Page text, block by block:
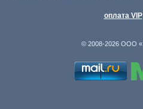
оплата VIP
© 2008-2026 ООО «